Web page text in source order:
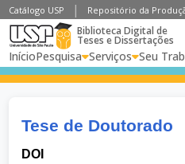
Catálogo USP Repositório da
Biblioteca Digital de
Teses e Dissertações
InícioPesquisa Serviços Seu
Tese de Doutorado
DOI